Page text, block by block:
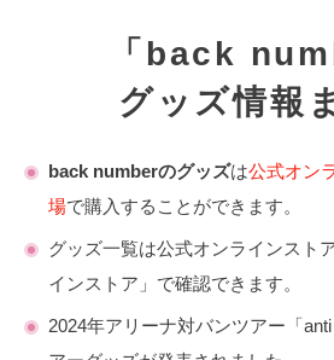
「back
グッズ情報
back numberのグッズは公式オン
場で購入することができます。
グッズ一覧は公式オンラインスト
インストア」で確認できます。
2024年アリーナ対バンツアー「